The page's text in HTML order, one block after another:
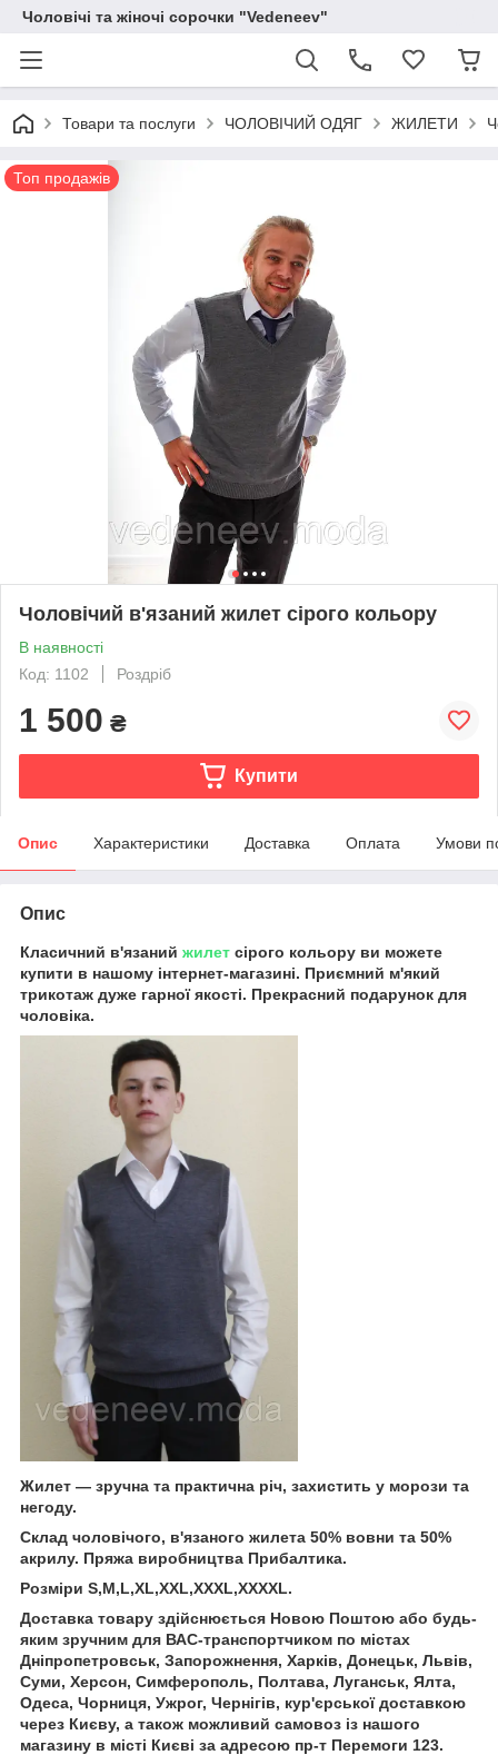
Чоловічі та жіночі сорочки "Vedeneev"
Товари та послуги ЧОЛОВІЧИЙ ОДЯГ ЖИЛЕТИ
Топ продажів
Чоловічий в'язаний жилет сірого кольору
В наявності
Код: 1102
Роздріб
1 500 ₴
Купити
Опис Характеристики Доставка Оплата Умови
Опис
Класичний в'язаний жилет сірого кольору ви можете
купити в нашому інтернет-магазині. Приємний м'який
трикотаж дуже гарної якості. Прекрасний подарунок для
чоловіка.
Жилет — зручна та практична річ, захистить у морози та
негоду.
Склад чоловічого, в'язаного жилета 50% вовни та 50%
акрилу. Пряжа виробництва Прибалтика.
Розміри S,M,L,XL,XXL,XXXL,ХХХХL.
Доставка товару здійснюється Новою Поштою або будь-
яким зручним для ВАС-транспортчиком по містах
Дніпропетровськ, Запорожнення, Харків, Донецьк, Львів,
Суми, Херсон, Симферополь, Полтава, Луганськ, Ялта,
Одеса, Чорниця, Ужрог, Чернігів, кур'єрської доставкою
через Києву, а також можливий самовоз із нашого
магазину в місті Києві за адресою пр-т Перемоги 123.